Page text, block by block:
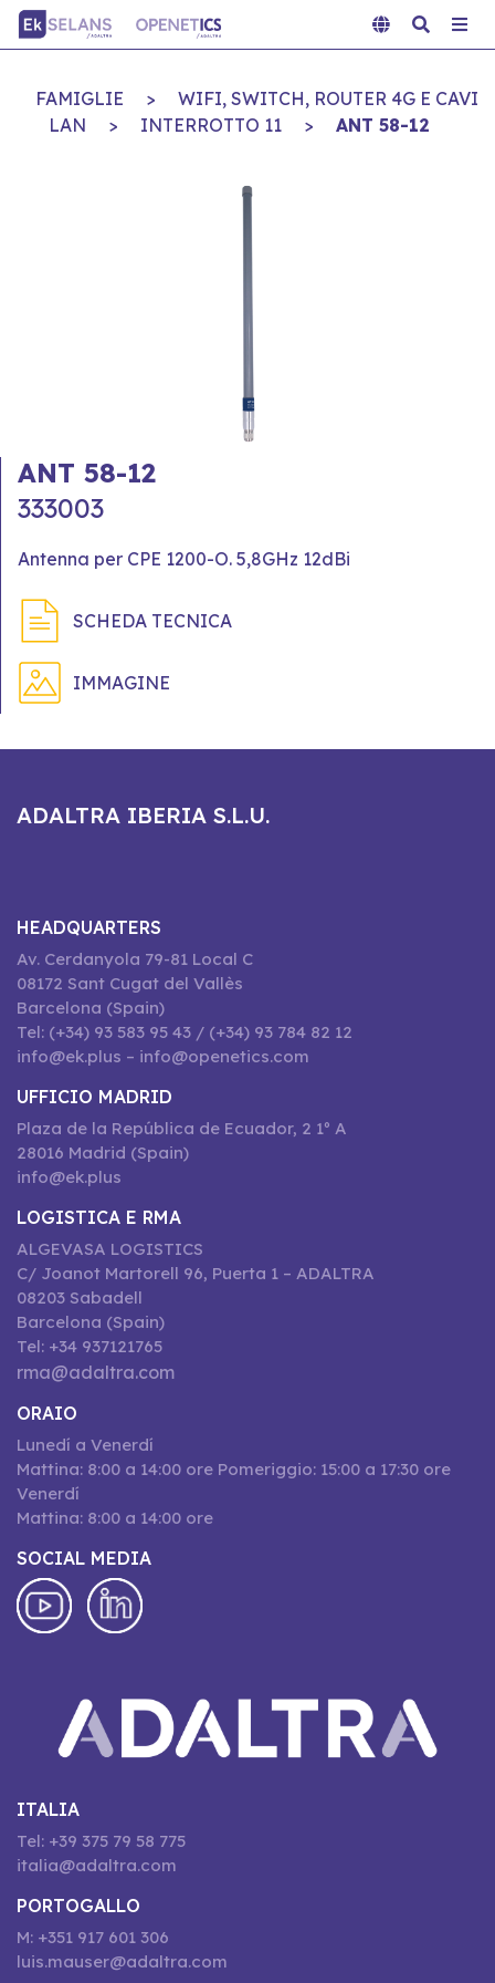
FAMIGLIE >
WIFI, SWITCH, ROUTER 4G E CAVI
LAN
> INTERROTTO 11 > ANT 58-12
ANT 58-12
333003
Antenna per CPE 1200-O. 5,8GHz 12dBi
SCHEDA TECNICA
IMMAGINE
ADALTRA IBERIA S.L.U.
HEADQUARTERS
Av. Cerdanyola 79-81 Local C
08172 Sant Cugat del Vallès
Barcelona (Spain)
Tel: (+34) 93 583 95 43 / (+34) 93 784 82 12
info@ek.plus – info@openetics.com
UFFICIO MADRID
Plaza de la República de Ecuador, 2 1º A
28016 Madrid (Spain)
info@ek.plus
LOGISTICA E RMA
ALGEVASA LOGISTICS
C/ Joanot Martorell 96, Puerta 1 – ADALTRA
08203 Sabadell
Barcelona (Spain)
Tel: +34 937121765
rma@adaltra.com
ORAIO
Lunedí a Venerdí
Mattina: 8:00 a 14:00 ore Pomeriggio: 15:00 a 17:30 ore
Venerdí
Mattina: 8:00 a 14:00 ore
SOCIAL MEDIA
ITALIA
Tel: +39 375 79 58 775
italia@adaltra.com
PORTOGALLO
M: +351 917 601 306
luis.mauser@adaltra.com